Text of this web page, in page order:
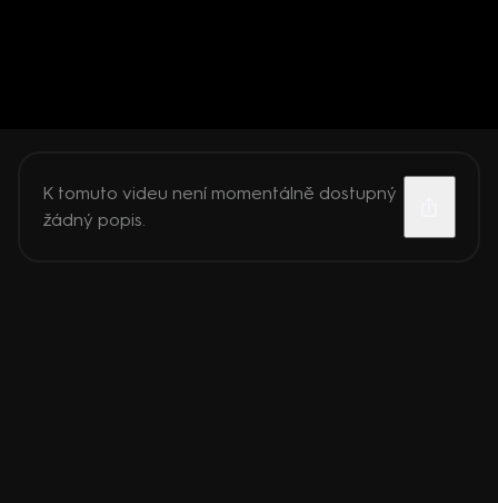
K tomuto videu není momentálně dostupný
žádný popis.